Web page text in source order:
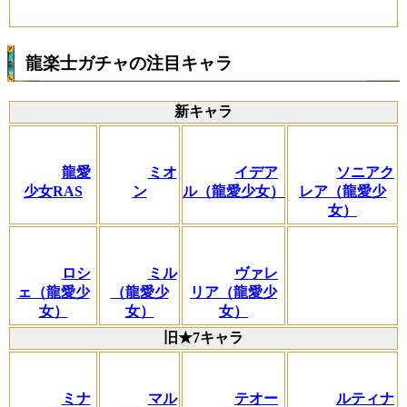
龍楽士ガチャの注目キャラ
新キャラ
龍愛
少女RAS
ミオ
ン
イデア
ル（龍愛少女）
ソニアク
レア（龍愛少
女）
ロシ
ェ（龍愛少
女）
ミル
（龍愛少
女）
ヴァレ
リア（龍愛少
女）
旧★7キャラ
ミナ
マル
テオー
ルティナ